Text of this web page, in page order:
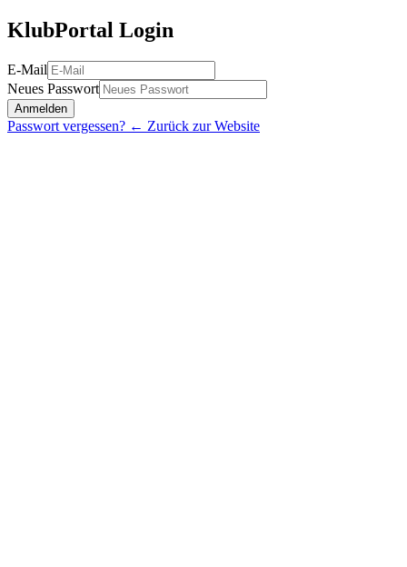
KlubPortal Login
E-Mail
Neues Passwort
Anmelden
Passwort vergessen? ← Zurück zur Website